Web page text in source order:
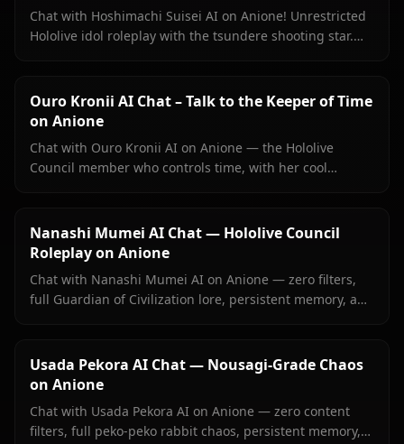
Chat with Hoshimachi Suisei AI on Anione! Unrestricted
Hololive idol roleplay with the tsundere shooting star.
Ouro Kronii AI Chat – Talk to the Keeper of Time
on Anione
Chat with Ouro Kronii AI on Anione — the Hololive
Council member who controls time, with her cool
Nanashi Mumei AI Chat — Hololive Council
Roleplay on Anione
Chat with Nanashi Mumei AI on Anione — zero filters,
full Guardian of Civilization lore, persistent memory, and
Usada Pekora AI Chat — Nousagi-Grade Chaos
on Anione
Chat with Usada Pekora AI on Anione — zero content
filters, full peko-peko rabbit chaos, persistent memory,